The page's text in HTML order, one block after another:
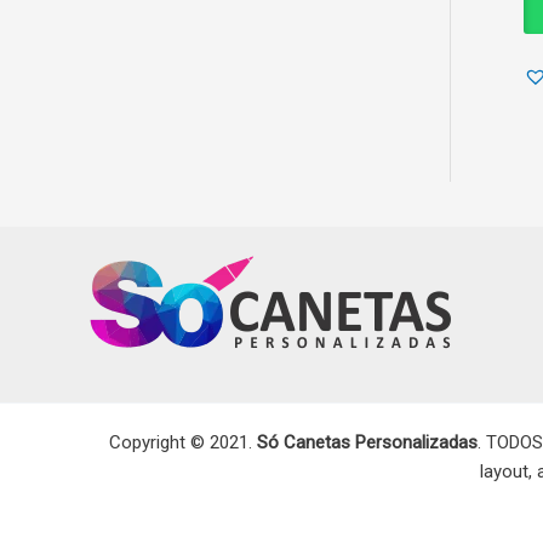
Copyright © 2021. Só Canetas Personalizadas.
layout,